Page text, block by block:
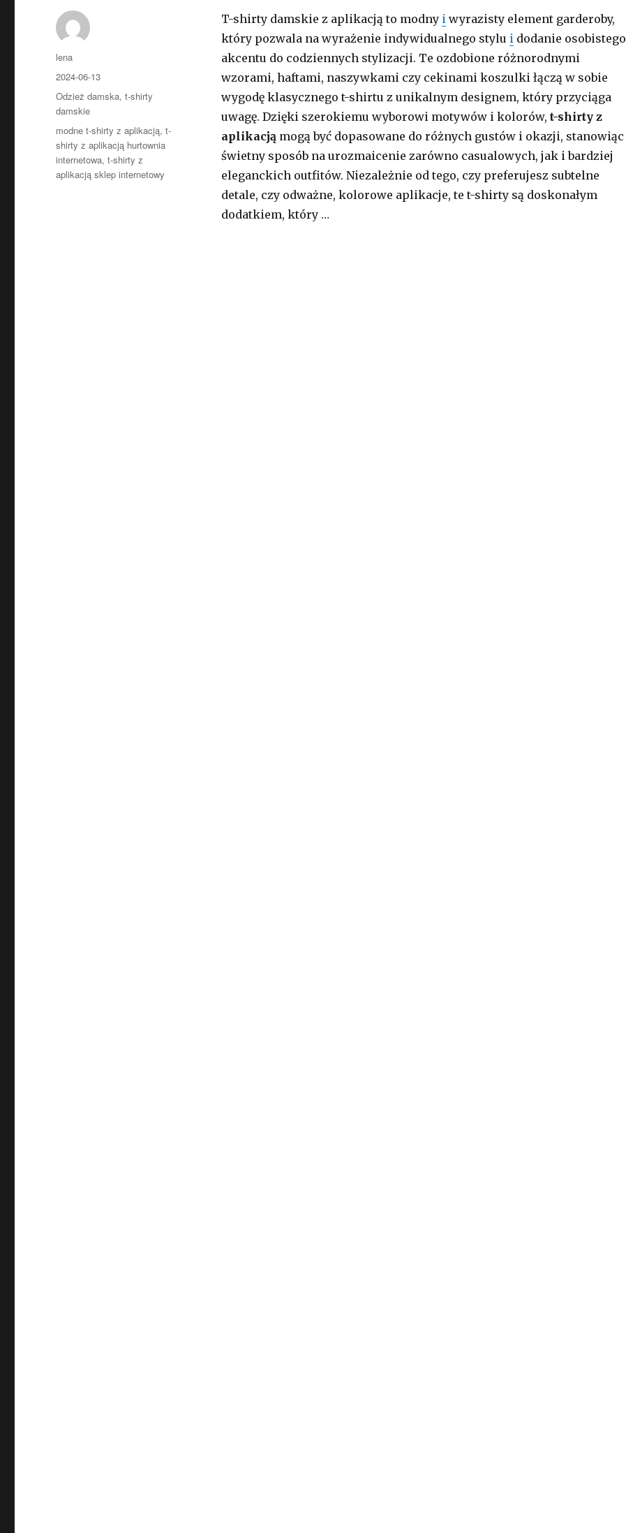
T-shirty damskie z aplikacją to modny iwyrazisty element garderoby,
który pozwala na wyrażenie indywidualnego stylu idodanie osobistego
akcentu do codziennych stylizacji. Te ozdobione różnorodnymi
wzorami, haftami, naszywkami czy cekinami koszulki łączą w sobie
wygodę klasycznego t-shirtu z unikalnym designem, który przyciąga
uwagę. Dzięki szerokiemu wyborowi motywów i kolorów, t-shirty z
aplikacjąmogą być dopasowane do różnych gustów i okazji, stanowiąc
świetny sposób na urozmaicenie zarówno casualowych, jak i bardziej
eleganckich outfitów. Niezależnie od tego, czy preferujesz subtelne
detale, czy odważne, kolorowe aplikacje, te t-shirty są doskonałym
dodatkiem, który …
Autor
lena
Opublikowano
2024-06-13
Kategorie
Odzież damska,t-shirty
damskie
Tagi
modne t-shirty z aplikacją,t-
shirty z aplikacją hurtownia
internetowa,t-shirty z
aplikacją sklep internetowy